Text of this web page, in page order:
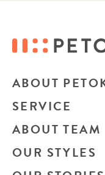
ABOUT
SERVICE
ABOUT TEAM
OUR STYLES